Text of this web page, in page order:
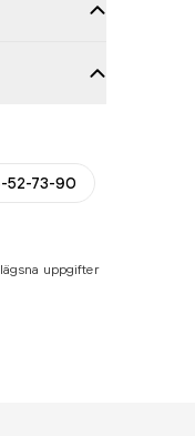
52-73-90
uppgifter